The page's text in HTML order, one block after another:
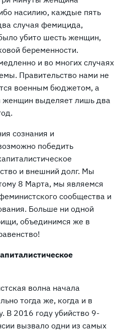
насилию, каждые пять
случая фемицида,
убито шесть женщин,
беременности.
и во многих случаях
Правительство нами не
военным бюджетом, а
женщин выделяет лишь два
сознания и
победить
и внешний долг. Мы
8 Марта, мы являемся
сообщества и
Больше ни одной
объединимся же в
волна начала
тогда же, когда и в
В 2016 году убийство 9-
вызвало одни из самых